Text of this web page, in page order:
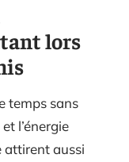
lors
temps sans
l’énergie
attirent aussi